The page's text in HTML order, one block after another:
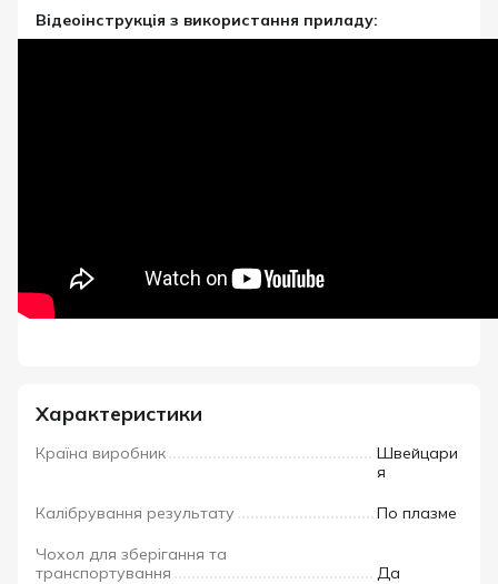
Відеоінструкція з використання приладу:
Характеристики
Країна виробник
Швейцари
я
Калібрування результату По плазме
Чохол для зберігання та
транспортування
Да